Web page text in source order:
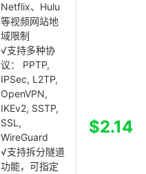
Netflix、Hulu
等视频网站地
域限制
√支持多种协
议： PPTP,
IPSec, L2TP,
OpenVPN,
IKEv2, SSTP,
SSL,
WireGuard
√支持拆分隧道
功能，可指定
$2.14